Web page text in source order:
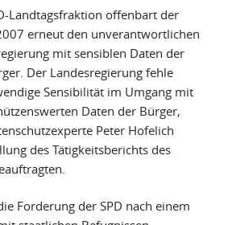
Landtagsfraktion offenbart der
erneut den unverantwortlichen
mit sensiblen Daten der
Der Landesregierung fehle
Sensibilität im Umgang mit
Daten der Bürger,
Peter Hofelich
des Tätigkeitsberichts des
Forderung der SPD nach einem